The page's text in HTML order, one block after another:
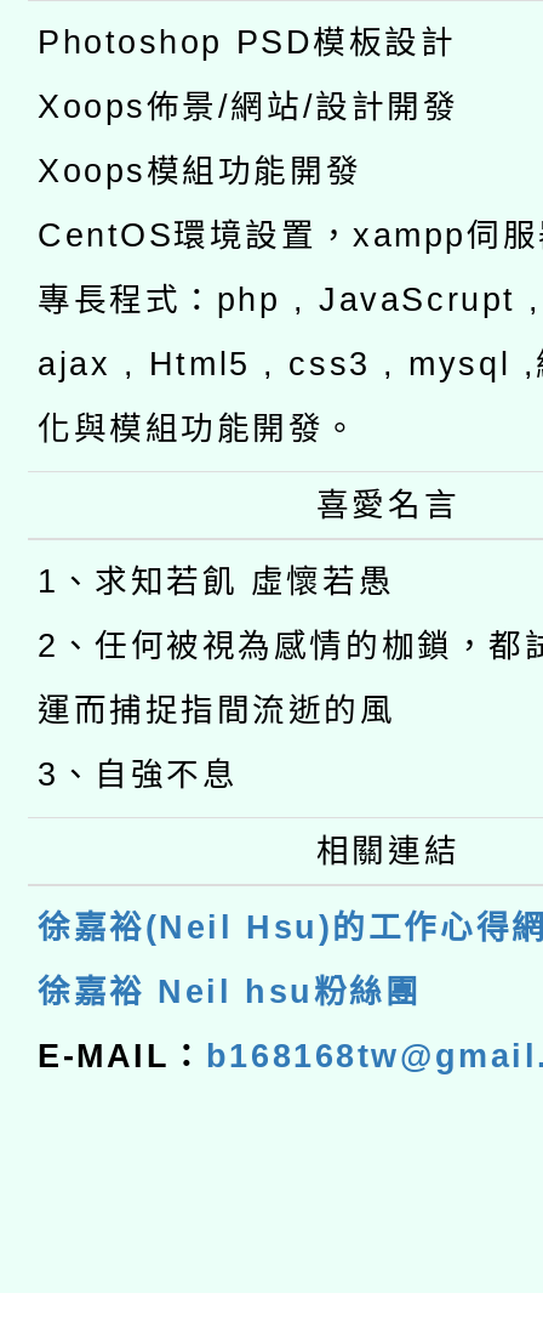
Photoshop PSD模板設計
Xoops佈景/網站/設計開發
Xoops模組功能開發
CentOS環境設置，xampp伺
專長程式：php , JavaScrupt
ajax , Html5 , css3 , mysql ,
化與模組功能開發。
喜愛名言
1、求知若飢 虛懷若愚
2、任何被視為感情的枷鎖，都
運而捕捉指間流逝的風
3、自強不息
相關連結
徐嘉裕(Neil Hsu)的工作心得
徐嘉裕 Neil hsu粉絲團
E-MAIL：